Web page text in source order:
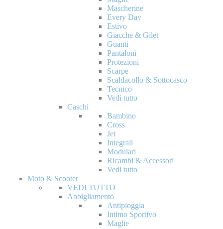
Mascherine
Every Day
Estivo
Giacche & Gilet
Guanti
Pantaloni
Protezioni
Scarpe
Scaldacollo & Sottocasco
Tecnico
Vedi tutto
Caschi
Bambino
Cross
Jet
Integrali
Modulari
Ricambi & Accessori
Vedi tutto
Moto & Scooter
VEDI TUTTO
Abbigliamento
Antipioggia
Intimo Sportivo
Maglie